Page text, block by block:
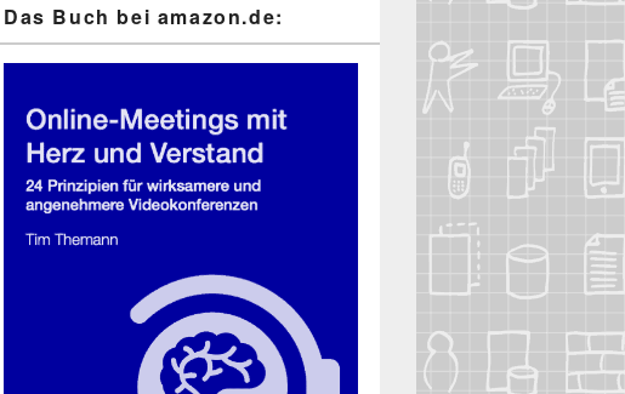
Das Buch bei ama​zon​.de: